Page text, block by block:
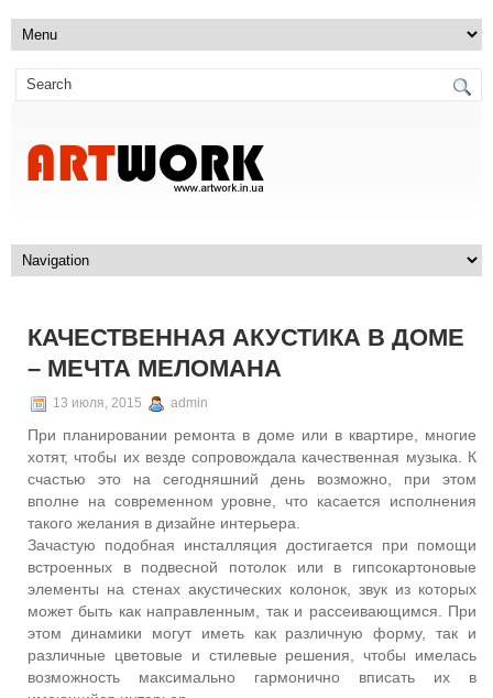
КАЧЕСТВЕННАЯ АКУСТИКА В ДОМЕ
– МЕЧТА МЕЛОМАНА
13 июля, 2015 admin
При планировании ремонта в доме или в квартире, многие
хотят, чтобы их везде сопровождала качественная музыка. К
счастью это на сегодняшний день возможно, при этом
вполне на современном уровне, что касается исполнения
такого желания в дизайне интерьера.
Зачастую подобная инсталляция достигается при помощи
встроенных в подвесной потолок или в гипсокартоновые
элементы на стенах акустических колонок, звук из которых
может быть как направленным, так и рассеивающимся. При
этом динамики могут иметь как различную форму, так и
различные цветовые и стилевые решения, чтобы имелась
возможность максимально гармонично вписать их в